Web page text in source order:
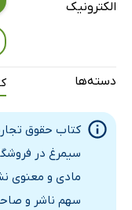
گفتار نهم: تقسیم
مبحث دوم: مباحث
بند اول: میزان
بند دوم: نحوه
بند سوم: وجه
سرمایه و اشخاص
بند چهارم: اسم شرکت
الکترونیک
دسته‌ها
سیمرغ در
مادی و معنوی
سهم ناشر و